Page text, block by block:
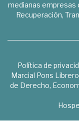
medianas empresas
Recuperación,
Política de
Marcial Pons
de Derecho,